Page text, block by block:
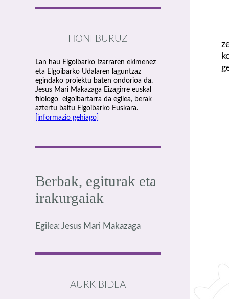
HONI BURUZ
Lan hau Elgoibarko Izarraren ekimenez
eta Elgoibarko Udalaren laguntzaz
egindako proiektu baten ondorioa da.
Jesus Mari Makazaga Eizagirre euskal
filologo elgoibartarra da egilea, berak
aztertu baitu Elgoibarko Euskara.
[informazio gehiago]
Berbak, egiturak eta
irakurgaiak
Egilea: Jesus Mari Makazaga
AURKIBIDEA